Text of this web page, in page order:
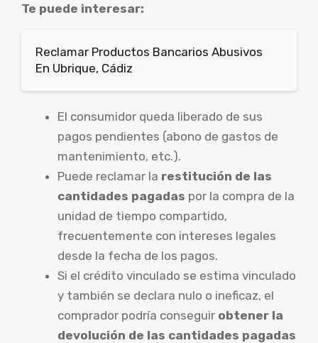
Te puede interesar:
Reclamar Productos Bancarios Abusivos
En Ubrique, Cádiz
El consumidor queda liberado de sus
pagos pendientes (abono de gastos de
mantenimiento, etc.).
Puede reclamar la restitución de las
cantidades pagadas por la compra de la
unidad de tiempo compartido,
frecuentemente con intereses legales
desde la fecha de los pagos.
Si el crédito vinculado se estima vinculado
y también se declara nulo o ineficaz, el
comprador podría conseguir obtener la
devolución de las cantidades pagadas